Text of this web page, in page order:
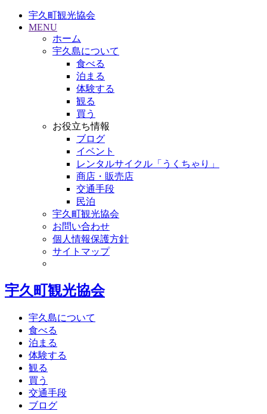
宇久町観光協会
MENU
ホーム
宇久島について
食べる
泊まる
体験する
観る
買う
お役立ち情報
ブログ
イベント
レンタルサイクル「うくちゃり」
商店・販売店
交通手段
民泊
宇久町観光協会
お問い合わせ
個人情報保護方針
サイトマップ
宇久町観光協会
宇久島について
食べる
泊まる
体験する
観る
買う
交通手段
ブログ